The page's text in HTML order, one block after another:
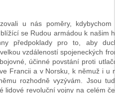
u nás poměry,
se Rudou armádou k našim
předpoklady pro to, aby
vzdáleností spojeneckých
účinné povstání proti
Francii a v Norsku, k němuž i
rozhodně vyzývám. Jsou
lidové revoluční vojny na celém